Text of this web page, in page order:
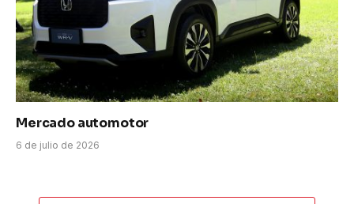
Mercado automotor
6 de julio de 2026